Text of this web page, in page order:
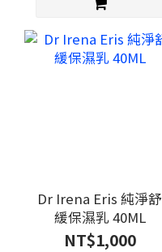
Dr Irena Eris 純淨舒
緩保濕乳 40ML
NT$1,000